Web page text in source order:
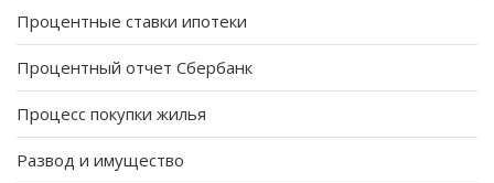
Процентные ставки ипотеки
Процентный отчет Сбербанк
Процесс покупки жилья
Развод и имущество